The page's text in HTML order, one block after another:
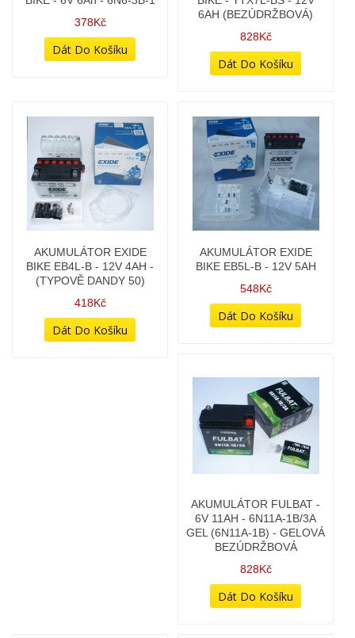
AKUMULÁTOR EXIDE
AKUMULÁTOR EXIDE
BIKE EB4L-B - 12V 4AH -
GEL (6N11A-1B) - GELOVÁ
BEZÚDRŽBOVÁ
828Kč